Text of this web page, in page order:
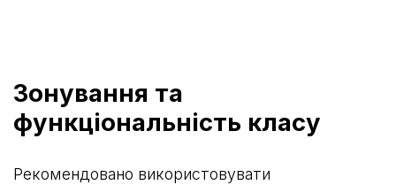
Зонування та
функціональність класу
Рекомендовано використовувати